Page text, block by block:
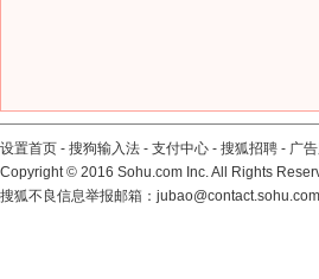
设置首页 - 搜狗输入法 - 支付中心 - 搜狐招聘 - 广
Copyright© 2016 Sohu.com Inc. All Rights
搜狐不良信息举报邮箱： jubao@contact.sohu.com